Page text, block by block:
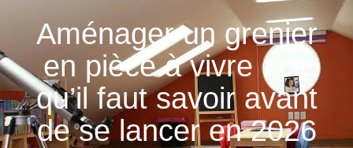
Aménager un grenier
en pièce à vivre : ce
qu’il faut savoir avant
de se lancer en 2026